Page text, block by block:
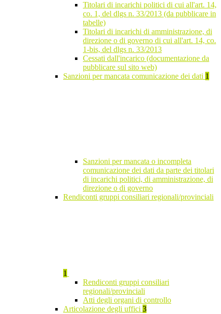
Titolari di incarichi politici di cui all'art. 14,
co. 1, del dlgs n. 33/2013 (da pubblicare in
tabelle)
Titolari di incarichi di amministrazione, di
direzione o di governo di cui all'art. 14, co.
1-bis, del dlgs n. 33/2013
Cessati dall'incarico (documentazione da
pubblicare sul sito web)
Sanzioni per mancata comunicazione dei dati 1
Sanzioni per mancata o incompleta
comunicazione dei dati da parte dei titolari
di incarichi politici, di amministrazione, di
direzione o di governo
Rendiconti gruppi consiliari regionali/provinciali
1
Rendiconti gruppi consiliari
regionali/provinciali
Atti degli organi di controllo
Articolazione degli uffici 3